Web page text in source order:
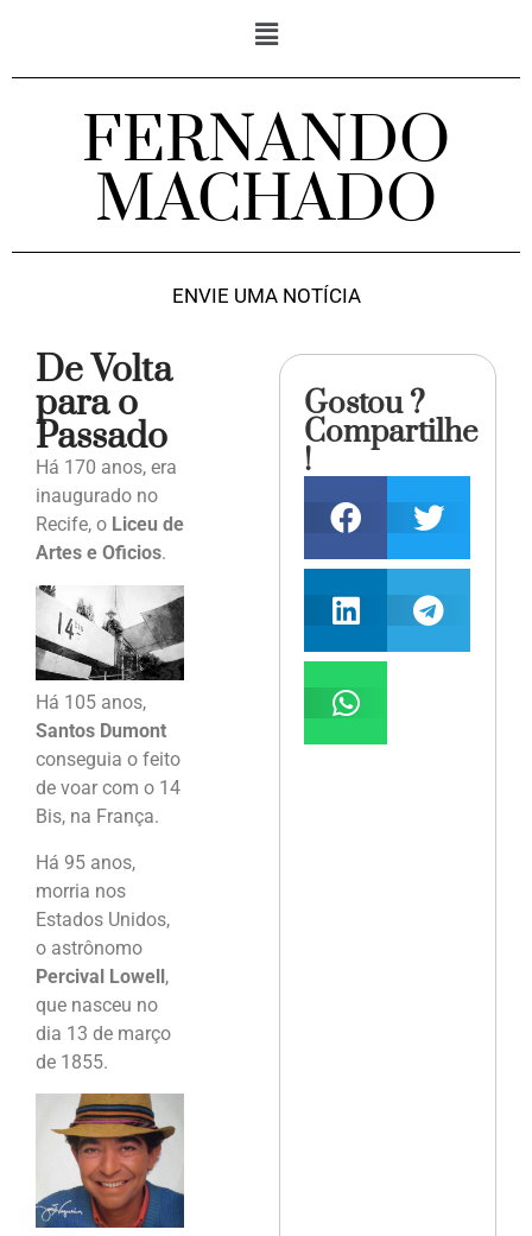
FERNANDO
MACHADO
ENVIE UMA NOTÍCIA
De Volta
para o
Passado
Há 170 anos, era
inaugurado no
Recife, o Liceu de
Artes e Oficios.
Há 105 anos,
Santos Dumont
conseguia o feito
de voar com o 14
Bis, na França.
Há 95 anos,
morria nos
Estados Unidos,
o astrônomo
Percival Lowell,
que nasceu no
dia 13 de março
de 1855.
Gostou ?
Compartilhe
!